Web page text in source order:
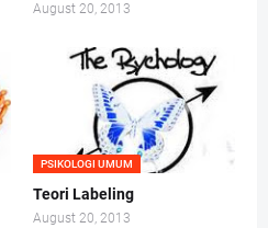
August 20, 2013
PSIKOLOGI UMUM
Teori Labeling
August 20, 2013